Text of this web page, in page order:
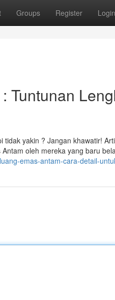
Groups Register Login
Tuntunan
yakin ? Jangan khawatir!
oleh mereka yang baru
emas-antam-cara-detail-